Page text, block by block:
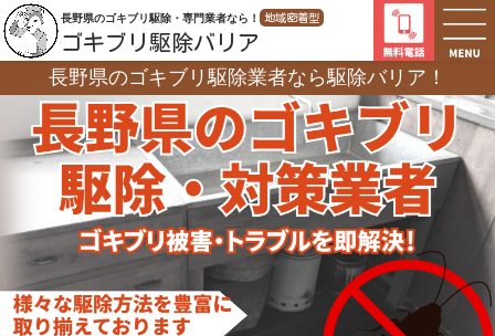
長野県のゴキブリ駆除・専門業者なら！ 地域密着型
ゴキブリ駆除バリア
長野県のゴキブリ駆除業者なら駆除バリア！